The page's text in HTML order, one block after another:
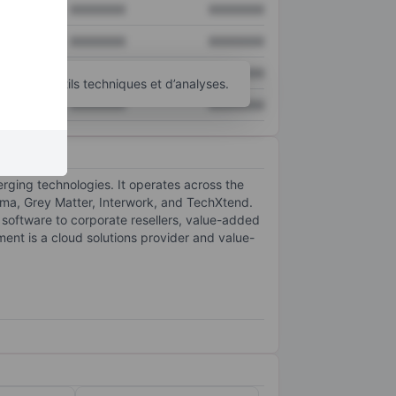
XXXXXXX XXXXXXX
outils techniques et d’analyses.
technologies. It operates across the
Grey Matter, Interwork, and TechXtend.
to corporate resellers, value-added
is a cloud solutions provider and value-